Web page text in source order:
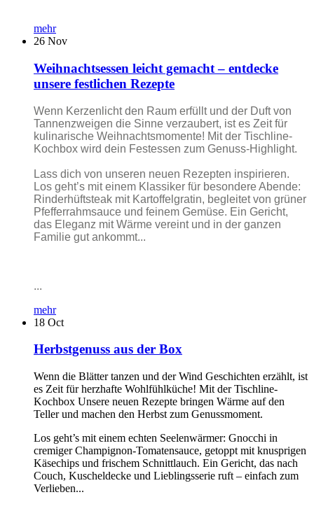
mehr
26 Nov
Weihnachtsessen leicht gemacht – entdecke
unsere festlichen Rezepte
Wenn Kerzenlicht den Raum erfüllt und der Duft von
Tannenzweigen die Sinne verzaubert, ist es Zeit für
kulinarische Weihnachtsmomente! Mit der Tischline-
Kochbox wird dein Festessen zum Genuss-Highlight.
Lass dich von unseren neuen Rezepten inspirieren.
Los geht’s mit einem Klassiker für besondere Abende:
Rinderhüftsteak mit Kartoffelgratin, begleitet von grüner
Pfefferrahmsauce und feinem Gemüse. Ein Gericht,
das Eleganz mit Wärme vereint und in der ganzen
Familie gut ankommt...
...
mehr
18 Oct
Herbstgenuss aus der Box
Wenn die Blätter tanzen und der Wind Geschichten erzählt, ist
es Zeit für herzhafte Wohlfühlküche! Mit der Tischline-
Kochbox Unsere neuen Rezepte bringen Wärme auf den
Teller und machen den Herbst zum Genussmoment.
Los geht’s mit einem echten Seelenwärmer: Gnocchi in
cremiger Champignon-Tomatensauce, getoppt mit knusprigen
Käsechips und frischem Schnittlauch. Ein Gericht, das nach
Couch, Kuscheldecke und Lieblingsserie ruft – einfach zum
Verlieben...